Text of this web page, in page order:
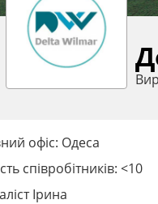
офіс: Одеса
співробітників: <10
Ірина